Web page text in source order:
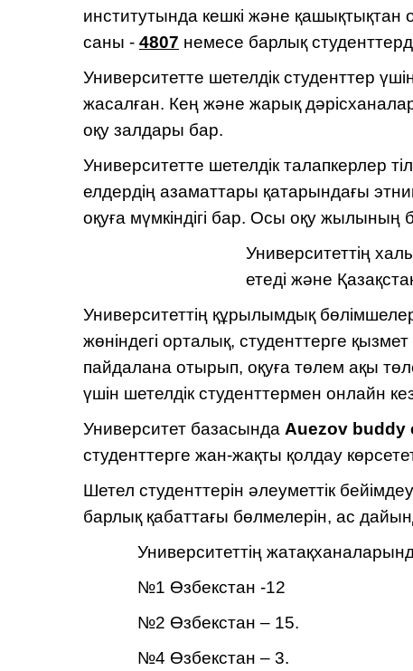
институтында кешкі және
саны - 4807 немесе барлық
Университетте шетелдік студенттер
жасалған. Кең және жарық
оқу залдары бар.
Университетте шетелдік талапкерлер
елдердің азаматтары қатарындағы
оқуға мүмкіндігі бар. Осы оқу жылының
Университеттің
етеді және
Университеттің құрылымдық
жөніндегі орталық, студенттерге
пайдалана отырып, оқуға төлем ақы
үшін шетелдік студенттермен онлайн
Университет базасында Auezov buddy
студенттерге жан-жақты қолдау
Шетел студенттерін әлеуметтік
барлық қабаттағы бөлмелерін, ас
Университеттің
№1 Өзбекстан -12
№2 Өзбекстан – 15.
№4 Өзбекстан – 3.